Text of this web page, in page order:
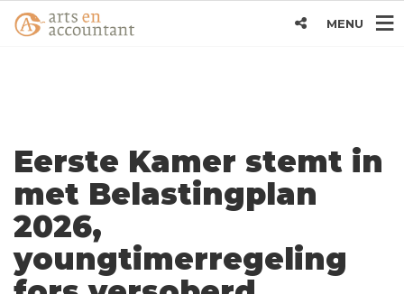
MENU
Eerste Kamer stemt in
met Belastingplan
2026,
youngtimerregeling